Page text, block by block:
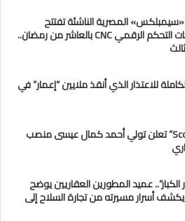
دولار.. «سيمبلكس» المصرية الناشئة تفتتح
مصنعها الجديد لتصنيع ماكينات التحكم الرقمي CNC بالعاشر من رمضان..
للاعتذار الذي أنقذ ملايين “إعمار” في
شركة “Scope Developments” تعلن تولي أحمد كمال عيسى منصب
عميد المطورين العقاريين يوضح
أسرار مسيرته من تجارة السلاح إلى